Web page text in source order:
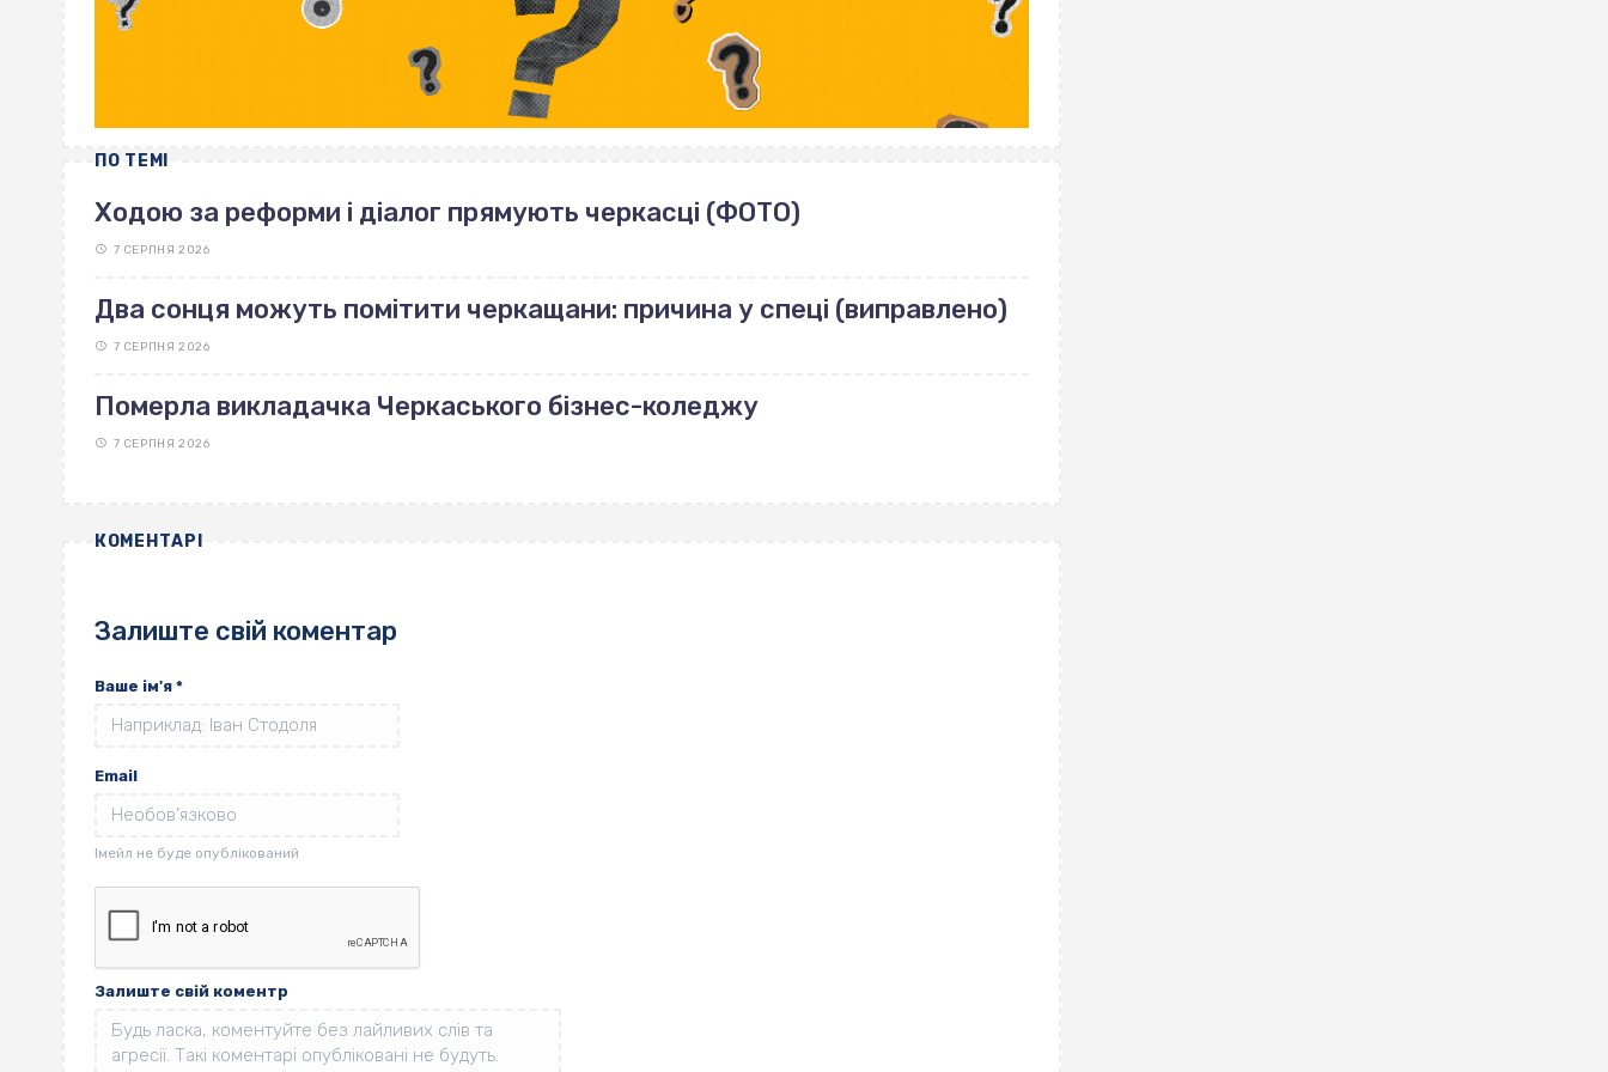
ПО ТЕМІ
Ходою за реформи і діалог прямують черкасці (ФОТО)
7 СЕРПНЯ 2026
Два сонця можуть помітити черкащани: причина у спеці (виправлено)
7 СЕРПНЯ 2026
Померла викладачка Черкаського бізнес-коледжу
7 СЕРПНЯ 2026
КОМЕНТАРІ
Залиште свій коментар
Ваше ім'я *
Email
Залиште свій коментр